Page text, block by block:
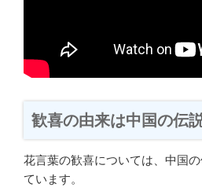
歓喜の由来は中国の伝
花言葉の歓喜については、中国
ています。